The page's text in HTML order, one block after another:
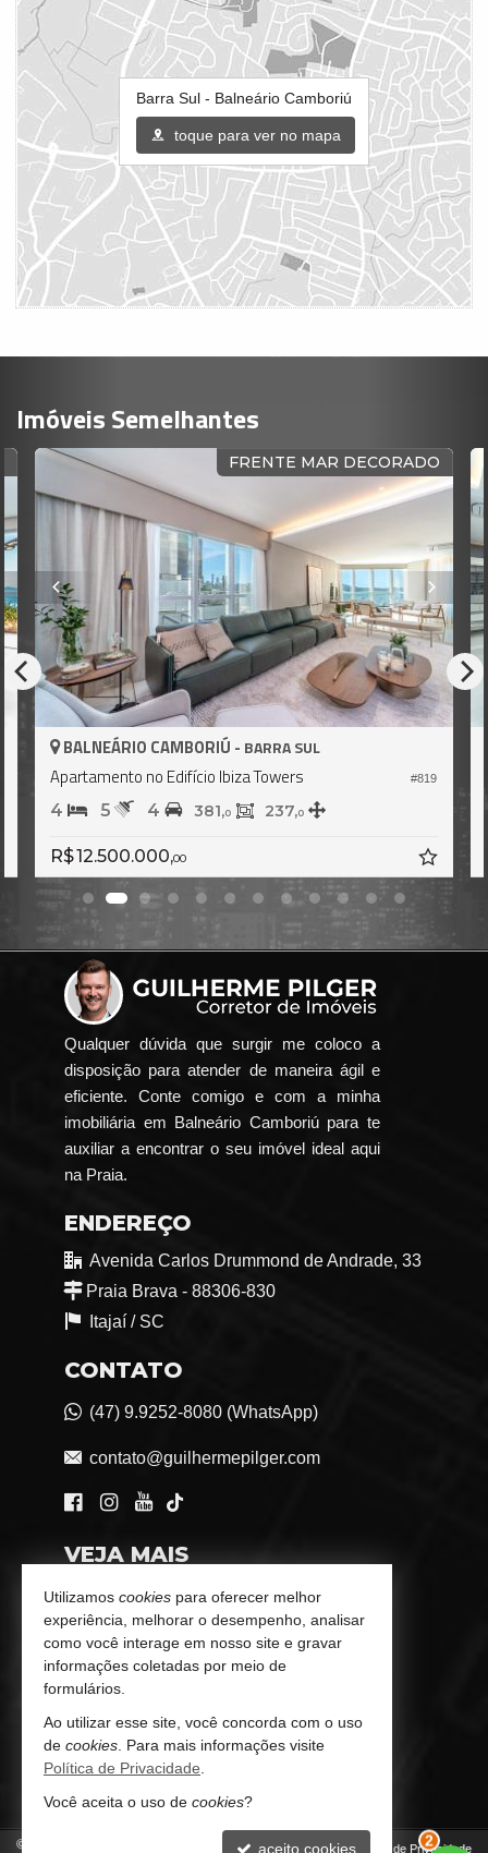
Barra Sul - Balneário Camboriú
toque para ver no mapa
Imóveis Semelhantes
FRENTE MAR DECORADO
#819
BARRA SUL
Towers
237,0
BALNEÁRIO CAMBORIÚ -
Apartamento no Edifício Ibiza
4 6
Qualquer dúvida que surgir me coloco a
disposição para atender de maneira ágil e
eficiente. Conte comigo e com a minha
imobiliária em Balneário Camboriú para te
auxiliar a encontrar o seu imóvel ideal aqui
na Praia.
ENDEREÇO
Avenida Carlos Drummond de Andrade, 33
Praia Brava - 88306-830
Itajaí / SC
CONTATO
(47) 9.9252-8080 (WhatsApp)
contato@guilhermepilger.com
VEJA MAIS
Consultoria Imobiliária Personalizada
trabalhe conosco
Indicadores Financeiros
Imóveis Favoritos
Mapa de Imóveis
© Política de Privacidade
Utilizamos cookies para oferecer melhor
experiência, melhorar o desempenho, analisar
como você interage em nosso site e gravar
informações coletadas por meio de
formulários.
Ao utilizar esse site, você concorda com o uso
de cookies . Para mais informações visite
Política de Privacidade
Você aceita o uso de cookies?
aceito cookies